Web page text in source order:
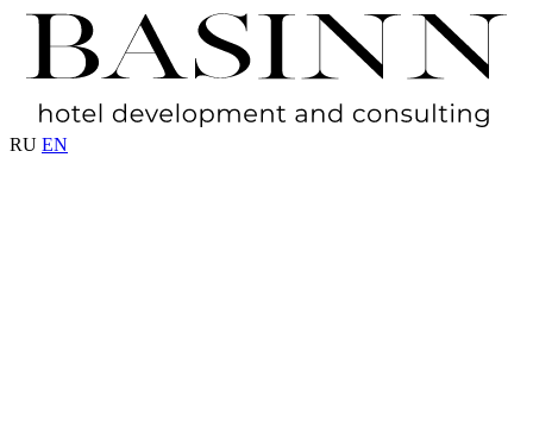
RU EN